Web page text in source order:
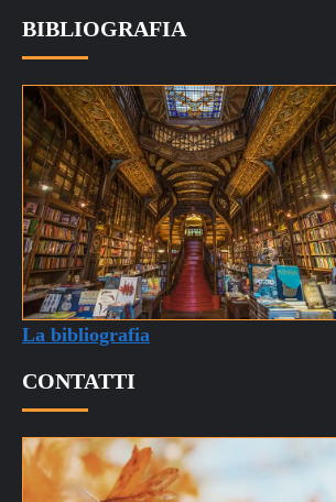
BIBLIOGRAFIA
La bibliografia
CONTATTI